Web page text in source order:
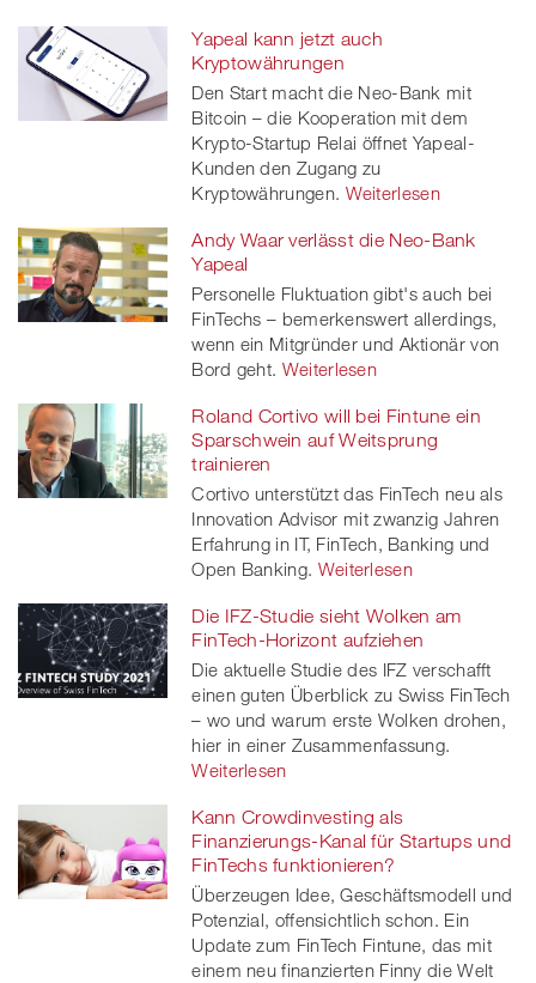
Yapeal kann jetzt auch
Kryptowährungen
Den Start macht die Neo-Bank mit
Bitcoin – die Kooperation mit dem
Krypto-Startup Relai öffnet Yapeal-
Kunden den Zugang zu
Kryptowährungen. Weiterlesen
Andy Waar verlässt die Neo-Bank
Yapeal
Personelle Fluktuation gibt's auch bei
FinTechs – bemerkenswert allerdings,
wenn ein Mitgründer und Aktionär von
Bord geht. Weiterlesen
Roland Cortivo will bei Fintune ein
Sparschwein auf Weitsprung
trainieren
Cortivo unterstützt das FinTech neu als
Innovation Advisor mit zwanzig Jahren
Erfahrung in IT, FinTech, Banking und
Open Banking. Weiterlesen
Die IFZ-Studie sieht Wolken am
FinTech-Horizont aufziehen
Die aktuelle Studie des IFZ verschafft
einen guten Überblick zu Swiss FinTech
– wo und warum erste Wolken drohen,
hier in einer Zusammenfassung.
Weiterlesen
Kann Crowdinvesting als
Finanzierungs-Kanal für Startups und
FinTechs funktionieren?
Überzeugen Idee, Geschäftsmodell und
Potenzial, offensichtlich schon. Ein
Update zum FinTech Fintune, das mit
einem neu finanzierten Finny die Welt